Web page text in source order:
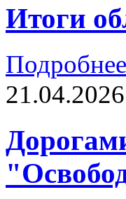
Итоги
21.04.2026